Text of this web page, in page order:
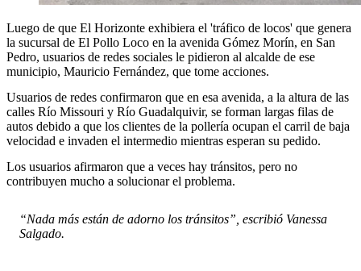
Luego de que El Horizonte exhibiera el 'tráfico de locos' que genera
la sucursal de El Pollo Loco en la avenida Gómez Morín, en San
Pedro, usuarios de redes sociales le pidieron al alcalde de ese
municipio, Mauricio Fernández, que tome acciones.
Usuarios de redes confirmaron que en esa avenida, a la altura de las
calles Río Missouri y Río Guadalquivir, se forman largas filas de
autos debido a que los clientes de la pollería ocupan el carril de baja
velocidad e invaden el intermedio mientras esperan su pedido.
Los usuarios afirmaron que a veces hay tránsitos, pero no
contribuyen mucho a solucionar el problema.
“Nada más están de adorno los tránsitos”, escribió Vanessa
Salgado.